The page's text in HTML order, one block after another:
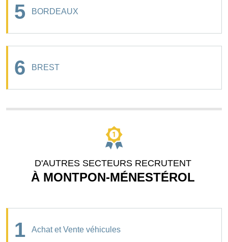
5 BORDEAUX
6 BREST
D'AUTRES SECTEURS RECRUTENT
À MONTPON-MÉNESTÉROL
1 Achat et Vente véhicules